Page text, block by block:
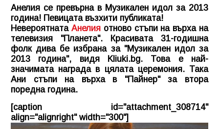
Анелия се превърна в Музикален идол за 2013
година! Певицата възхити публиката!
Невероятната Анелияотново стъпи на върха на
телевизия "Планета". Красивата 31-годишна
фолк дива бе избрана за "Музикален идол за
2013 година", видя
Kliuki.bg. Това е най-
значимата награда в цялата церемония. Така
Ани стъпи на върха в "Пайнер" за втора
поредна година.
[caption id="attachment_308714"
align="alignright" width="300"]